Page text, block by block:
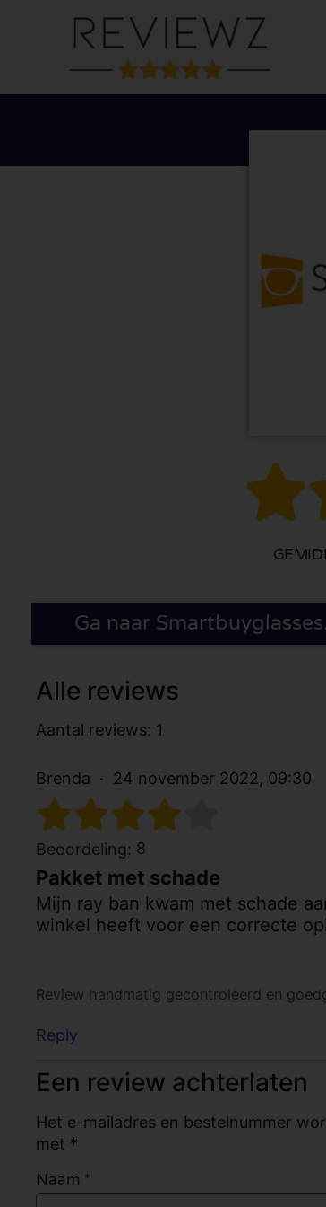

Ga naar
Alle reviews
Aantal reviews: 1
Brenda 24 november 2022, 09:30
Beoordeling: 8
Pakket met schade
Mijn ray ban kwam met schade
winkel heeft voor een correcte
Review handmatig gecontroleerd en
Reply
Een review achterlaten
Het e-mailadres en bestelnummer
met *
Naam *